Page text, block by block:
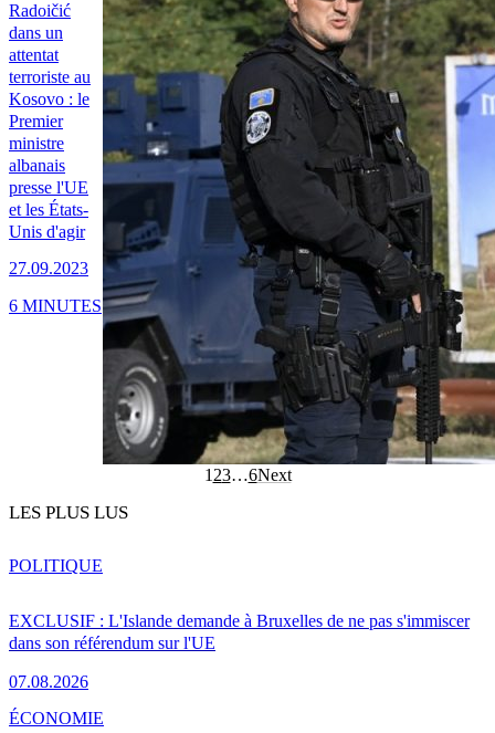
Radoičić
dans un
attentat
terroriste au
Kosovo : le
Premier
ministre
albanais
presse l'UE
et les États-
Unis d'agir
27.09.2023
6 MINUTES
1 23…6Next
LES PLUS LUS
EXCLUSIF : L'Islande demande à Bruxelles de ne pas s'immiscer
dans son référendum sur l'UE
07.08.2026
POLITIQUE
ÉCONOMIE